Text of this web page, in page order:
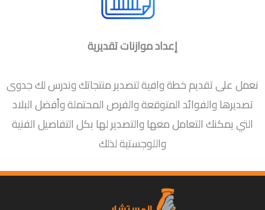
إعداد موازنات تقديرية
نعمل على تقديم خطة وافية لتصدير منتجاتك وندرس لك جدوى
تصديرها والفوائد المتوقعة والفرص المحتملة وأفضل البلاد
التي يمكنك التعامل معها والتصدير لها بكل التفاصيل الفنية
واللوجستية لذلك